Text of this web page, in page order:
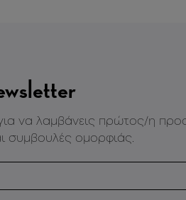
να λαμβάνεις πρώτος/η
συμβουλές ομορφιάς.